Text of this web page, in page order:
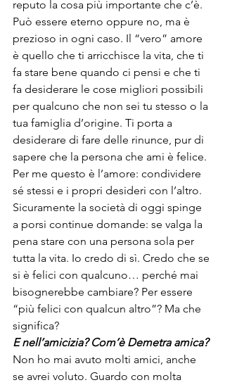
reputo la cosa più importante che c’è.
Può essere eterno oppure no, ma è
prezioso in ogni caso. Il “vero” amore
è quello che ti arricchisce la vita, che ti
fa stare bene quando ci pensi e che ti
fa desiderare le cose migliori possibili
per qualcuno che non sei tu stesso o la
tua famiglia d’origine. Ti porta a
desiderare di fare delle rinunce, pur di
sapere che la persona che ami è felice.
Per me questo è l’amore: condividere
sé stessi e i propri desideri con l’altro.
Sicuramente la società di oggi spinge
a porsi continue domande: se valga la
pena stare con una persona sola per
tutta la vita. Io credo di sì. Credo che se
si è felici con qualcuno… perché mai
bisognerebbe cambiare? Per essere
“più felici con qualcun altro”? Ma che
significa?
E nell’amicizia? Com’è Demetra amica?
Non ho mai avuto molti amici, anche
se avrei voluto. Guardo con molta